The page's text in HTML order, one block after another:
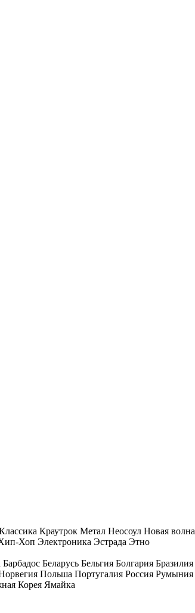
Краутрок Метал Неосоул Новая волна
Хоп Электроника Эстрада Этно
Барбадос Беларусь Бельгия Болгария Бразилия
Польша Португалия Россия Румыния
Корея Ямайка